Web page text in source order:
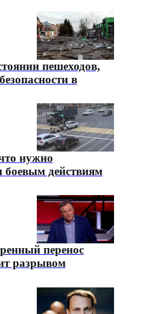
пешеходов,
в
нужно
боевым действиям
перенос
разрывом